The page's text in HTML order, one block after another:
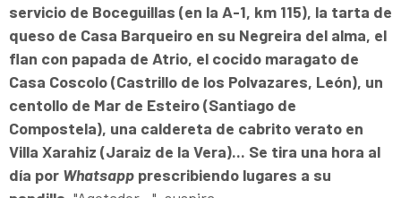
servicio de Boceguillas (en la A-1, km 115), la tarta de
queso de Casa Barqueiro en su Negreira del alma, el
flan con papada de Atrio, el cocido maragato de
Casa Coscolo (Castrillo de los Polvazares, León), un
centollo de Mar de Esteiro (Santiago de
Compostela), una caldereta de cabrito verato en
Villa Xarahiz (Jaraiz de la Vera)... Se tira una hora al
día por Whatsapp prescribiendo lugares a su